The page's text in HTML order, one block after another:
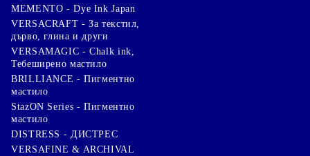
MEMENTO - Dye Ink Japan
VERSACRAFT - За текстил,
дърво, глина и други
VERSAMAGIC - Chalk ink,
Тебеширено мастило
BRILLIANCE - Пигментно
мастило
StazON Series - Пигментно
мастило
DISTRESS - ДИСТРЕС
VERSAFINE & ARCHIVAL